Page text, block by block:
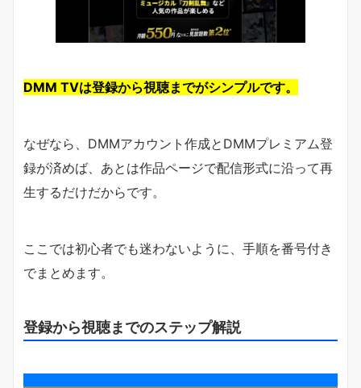
DMM TVは登録から視聴までがシンプルです。
なぜなら、DMMアカウント作成とDMMプレミアム登
録が済めば、あとは作品ページで配信形式に沿って再
生するだけだからです。
ここでは初心者でも迷わないように、手順を番号付き
でまとめます。
登録から視聴までのステップ解説